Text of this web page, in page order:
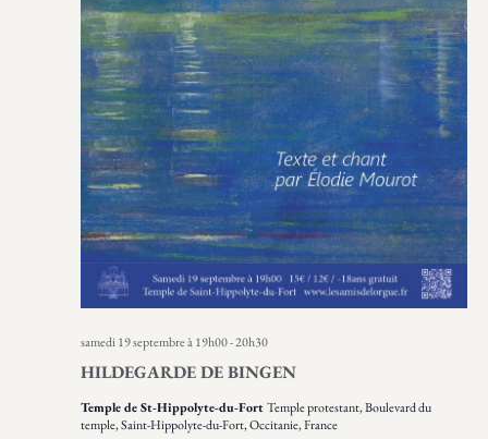
HILDEGARDE DE BINGEN
samedi 19 septembre à 19h00-20h30
Temple de St-Hippolyte-du-FortTemple protestant, Boulevard du
temple, Saint-Hippolyte-du-Fort, Occitanie, France